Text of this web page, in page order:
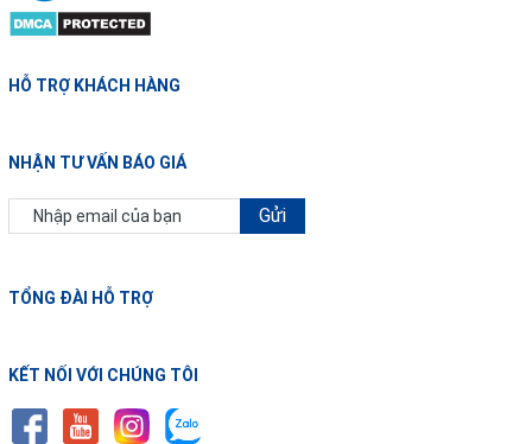
HỖ TRỢ KHÁCH HÀNG
NHẬN TƯ VẤN BÁO GIÁ
Gửi
TỔNG ĐÀI HỖ TRỢ
KẾT NỐI VỚI CHÚNG TÔI